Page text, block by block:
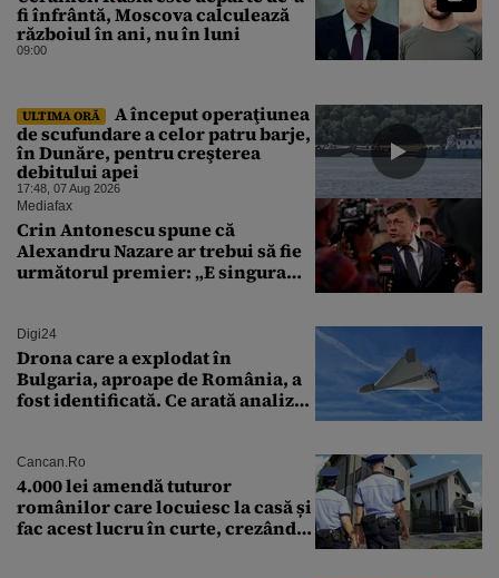
fi înfrântă, Moscova calculează
războiul în ani, nu în luni
09:00
ULTIMA ORĂ
A început operaţiunea
de scufundare a celor patru barje,
în Dunăre, pentru creşterea
debitului apei
17:48, 07 Aug 2026
Mediafax
Crin Antonescu spune că
Alexandru Nazare ar trebui să fie
următorul premier: „E singura
Digi24
Drona care a explodat în
Bulgaria, aproape de România, a
fost identificată. Ce arată analiza
Cancan.ro
4.000 lei amendă tuturor
românilor care locuiesc la casă și
fac acest lucru în curte, crezând